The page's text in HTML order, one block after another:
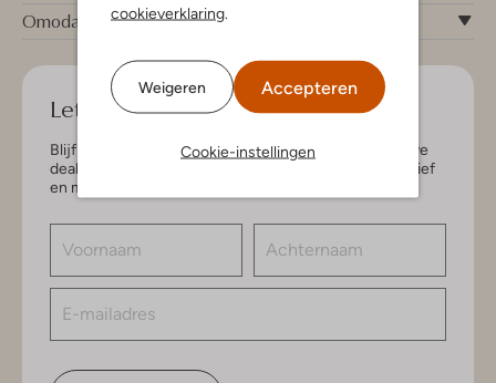
cookieverklaring.
Weigeren Accepteren
Cookie-instellingen
Omoda
Let's keep in touch!
Blijf op de hoogte van de nieuwste items en exclusieve
deals, speciaal voor jou. Schrijf je in voor de nieuwsbrief
en maak kans op € 150,- shoptegoed.